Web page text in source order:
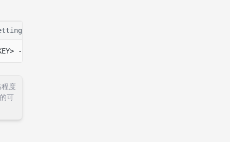
pubkey <AUDITOR_ELGAMAL_PUBKEY>
度
可